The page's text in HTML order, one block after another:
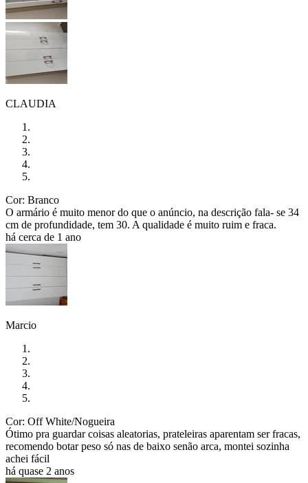
CLAUDIA
Cor: Branco
O armário é muito menor do que o anúncio, na descrição fala- se 34
cm de profundidade, tem 30. A qualidade é muito ruim e fraca.
há cerca de 1 ano
Marcio
Cor: Off White/Nogueira
Ótimo pra guardar coisas aleatorias, prateleiras aparentam ser fracas,
recomendo botar peso só nas de baixo senão arca, montei sozinha
achei fácil
há quase 2 anos